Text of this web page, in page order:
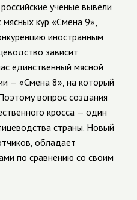
российские ученые вывели
мясных кур «Смена 9»,
иностранным
зависит
единственный мясной
— «Смена 8», на который
вопрос создания
кросса — один
страны. Новый
обладает
по сравнению со своим